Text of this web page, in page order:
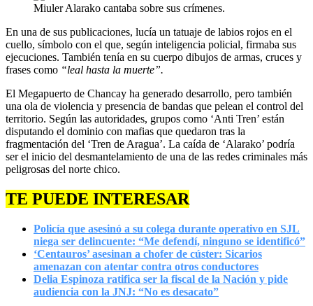
Miuler Alarako cantaba sobre sus crímenes.
En una de sus publicaciones, lucía un tatuaje de labios rojos en el
cuello, símbolo con el que, según inteligencia policial, firmaba sus
ejecuciones. También tenía en su cuerpo dibujos de armas, cruces y
frases como “leal hasta la muerte”.
El Megapuerto de Chancay ha generado desarrollo, pero también
una ola de violencia y presencia de bandas que pelean el control del
territorio. Según las autoridades, grupos como ‘Anti Tren’ están
disputando el dominio con mafias que quedaron tras la
fragmentación del ‘Tren de Aragua’. La caída de ‘Alarako’ podría
ser el inicio del desmantelamiento de una de las redes criminales más
peligrosas del norte chico.
TE PUEDE INTERESAR
Policía que asesinó a su colega durante operativo en SJL
niega ser delincuente: “Me defendí, ninguno se identificó”
‘Centauros’ asesinan a chofer de cúster: Sicarios
amenazan con atentar contra otros conductores
Delia Espinoza ratifica ser la fiscal de la Nación y pide
audiencia con la JNJ: “No es desacato”